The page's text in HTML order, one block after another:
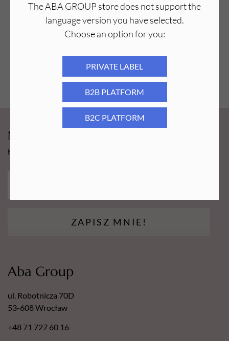
The ABA GROUP store does not support the
language version you have selected.
Choose an option for you:
PRIVATE LABEL
B2B PLATFORM
B2C PLATFORM
Newsy Aba Group!
Bądź na bieżąco i łap promocję tylko dla subskrybentów!
ZAPISZ MNIE!
Aba Group
ul. Robotnicza 70D
53-608 Wrocław
+48 71 727 60 16